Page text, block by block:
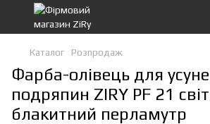
Каталог Розпродаж
Фарба-олівець для
подряпин ZIRY PF 21
блакитний перламутр